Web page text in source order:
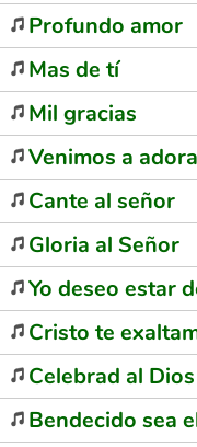
Profundo amor
Mas de tí
Mil gracias
Venimos a
Cante al señor
Gloria al Señor
Yo deseo estar
Cristo te
Celebrad al
Bendecido sea